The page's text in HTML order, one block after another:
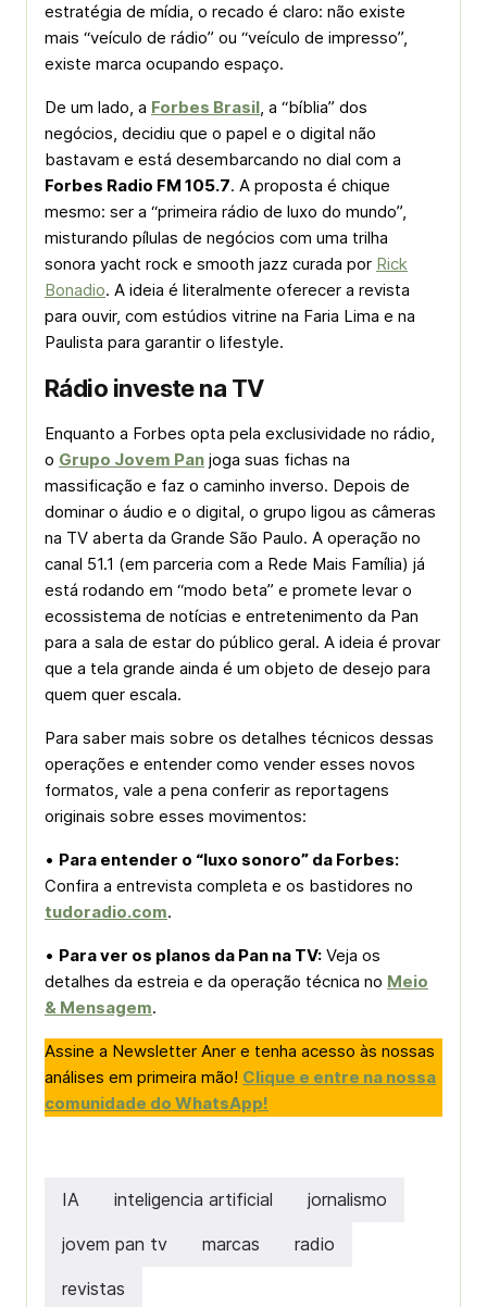
estratégia de mídia, o recado é claro: não existe
mais “veículo de rádio” ou “veículo de impresso”,
existe marca ocupando espaço.
De um lado, a Forbes Brasil, a “bíblia” dos
negócios, decidiu que o papel e o digital não
bastavam e está desembarcando no dial com a
Forbes Radio FM 105.7. A proposta é chique
mesmo: ser a “primeira rádio de luxo do mundo”,
misturando pílulas de negócios com uma trilha
sonora yacht rock e smooth jazz curada por Rick
Bonadio. A ideia é literalmente oferecer a revista
para ouvir, com estúdios vitrine na Faria Lima e na
Paulista para garantir o lifestyle.
Rádio investe na TV
Enquanto a Forbes opta pela exclusividade no rádio,
o Grupo Jovem Pan joga suas fichas na
massificação e faz o caminho inverso. Depois de
dominar o áudio e o digital, o grupo ligou as câmeras
na TV aberta da Grande São Paulo. A operação no
canal 51.1 (em parceria com a Rede Mais Família) já
está rodando em “modo beta” e promete levar o
ecossistema de notícias e entretenimento da Pan
para a sala de estar do público geral. A ideia é provar
que a tela grande ainda é um objeto de desejo para
quem quer escala.
Para saber mais sobre os detalhes técnicos dessas
operações e entender como vender esses novos
formatos, vale a pena conferir as reportagens
originais sobre esses movimentos:
• Para entender o “luxo sonoro” da Forbes:
Confira a entrevista completa e os bastidores no
tudoradio.com.
• Para ver os planos da Pan na TV: Veja os
detalhes da estreia e da operação técnica no Meio
& Mensagem.
Assine a Newsletter Aner e tenha acesso às nossas
análises em primeira mão! Clique e entre na nossa
comunidade do WhatsApp!
IA inteligencia artificial jornalismo
jovem pan tv marcas radio
revistas